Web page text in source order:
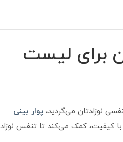
برای لیست
نوزادتان می‌گردید، پوار بینی
کیفیت، کمک می‌کند تا تنفس نوزاد